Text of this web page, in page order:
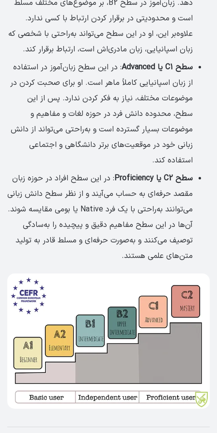
دهد. زبان‌آموز در سطح B2، بر موضوع‌های مختلف مسلط
است و محدودیتی در برقرار کردن ارتباط با کسی ندارد.
علاوه‌بر این، او در این سطح می‌تواند به‌راحتی با شخصی که
زبان اسپانیایی، زبان مادری‌اش است، ارتباط برقرار کند.
سطح C1 یا Advanced
: در این سطح زبان‌آموز در استفاده
از زبان اسپانیایی کاملاً ماهر است. او برای صحبت کردن در
موضوعات مختلف، نیاز به فکر کردن ندارد. پس از این
سطح، محدوده دانش فرد در حوزه لغات و مفاهیم و
موضوعات بسیار گسترده است و به‌راحتی می‌تواند از دانش
زبانی خود در موقعیت‌های برتر دانشگاهی و اجتماعی
استفاده کند.
سطح C2 یا Proficiency
: در این سطح افراد در حوزه زبان
مقصد حرفه‌ای به حساب می‌آیند و از نظر سطح دانش زبانی
می‌توانند به‌راحتی با یک فرد Native یا بومی مقایسه شوند.
آن‌ها در این سطح مفاهیم دقیق و پیچیده را به‌سادگی
توصیف می‌کنند و به‌صورت حرفه‌ای و مسلط قادر به تولید
متن‌های علمی هستند.